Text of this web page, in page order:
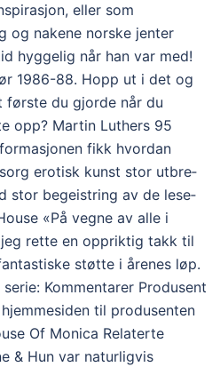
eller som
og nakene norske jenter
hyggelig når han var med!
1986-88. Hopp ut i det og
første du gjorde når du
opp? Martin Luthers 95
fikk hvordan
erotisk kunst stor utbre­
stor begeist­ring av de lese­
«På vegne av alle i
rette en oppriktig takk til
støtte i årenes løp.
Kommentarer Produsent
til produsenten
Of Monica Relaterte
& Hun var naturligvis